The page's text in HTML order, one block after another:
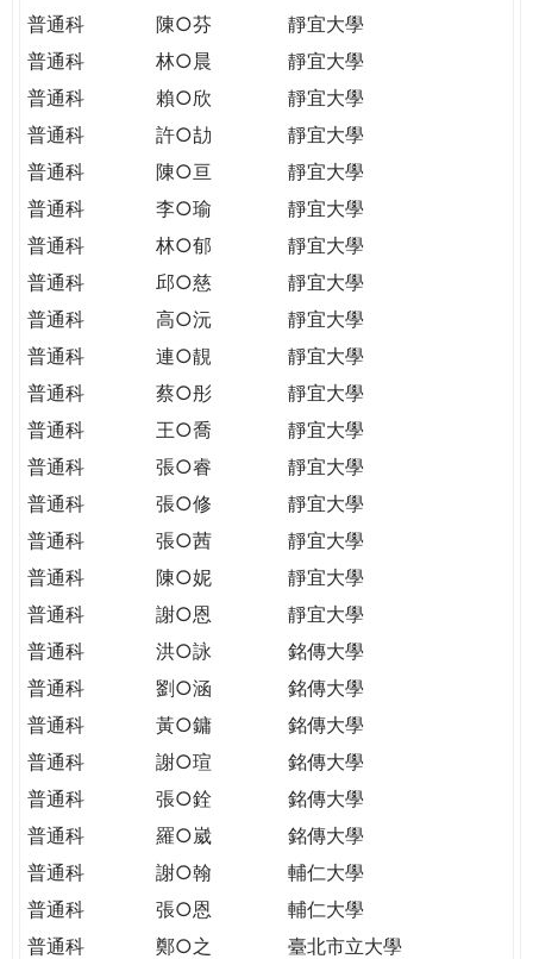
普通科
陳○芬
靜宜大學
普通科
林○晨
靜宜大學
普通科
賴○欣
靜宜大學
普通科
許○劼
靜宜大學
普通科
陳○亘
靜宜大學
普通科
李○瑜
靜宜大學
普通科
林○郁
靜宜大學
普通科
邱○慈
靜宜大學
普通科
高○沅
靜宜大學
普通科
連○靚
靜宜大學
普通科
蔡○彤
靜宜大學
普通科
王○喬
靜宜大學
普通科
張○睿
靜宜大學
普通科
張○修
靜宜大學
普通科
張○茜
靜宜大學
普通科
陳○妮
靜宜大學
普通科
謝○恩
靜宜大學
普通科
洪○詠
銘傳大學
普通科
劉○涵
銘傳大學
普通科
黃○鏞
銘傳大學
普通科
謝○瑄
銘傳大學
普通科
張○銓
銘傳大學
普通科
羅○崴
銘傳大學
普通科
謝○翰
輔仁大學
普通科
張○恩
輔仁大學
普通科
鄭○之
臺北市立大學